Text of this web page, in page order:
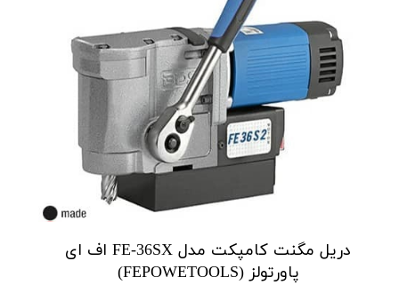
دریل مگنت کامپکت مدل FE-36SX اف ای
پاورتولز (FEPOWETOOLS)